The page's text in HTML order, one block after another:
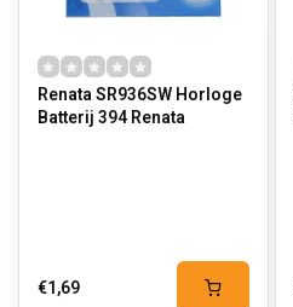
Renata SR936SW Horloge
Batterij 394 Renata
€1,69